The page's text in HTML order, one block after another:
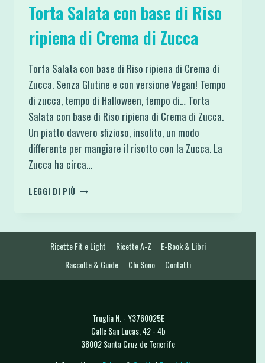
Torta Salata con base di Riso
ripiena di Crema di Zucca
Torta Salata con base di Riso ripiena di Crema di
Zucca. Senza Glutine e con versione Vegan! Tempo
di zucca, tempo di Halloween, tempo di… Torta
Salata con base di Riso ripiena di Crema di Zucca.
Un piatto davvero sfizioso, insolito, un modo
differente per mangiare il risotto con la Zucca. La
Zucca ha circa…
LEGGI DI PIÙ TORTA
RISO
RIPIENA
ZUCCA
Ricette Fit e Light Ricette A-Z
E-Book & Libri
Raccolte & Guide
Chi Sono Contatti
Truglia N. - Y3760025E
Calle San Lucas, 42 - 4b
38002 Santa Cruz de Tenerife